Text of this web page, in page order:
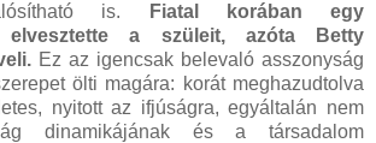
is. Fiatal korában egy
elvesztette a szüleit, azóta Betty
Ez az igencsak belevaló asszonyság
ölti magára: korát meghazudtolva
nyitott az ifjúságra, egyáltalán nem
dinamikájának és a társadalom